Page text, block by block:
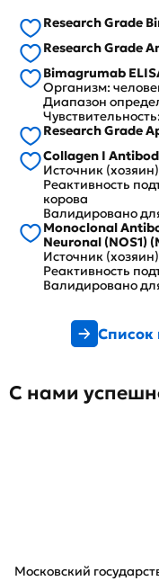
Research Grade
Research Grade
Bimagrumab
Организм:
Диапазон
Research Grade
Collagen I
Источник
Реактивность
корова
Валидировано
Monoclonal
Neuronal (NOS1)
Источник
Реактивность
Валидировано
Список
С нами
Московский